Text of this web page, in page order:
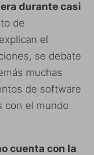
durante casi
de
el
se debate
muchas
de software
con el mundo
cuenta con la